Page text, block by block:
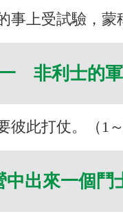
事上受試驗，蒙
非利士的軍
彼此打仗。（1
出來一個鬥